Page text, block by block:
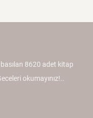
8620 adet kitap
okumayınız!..